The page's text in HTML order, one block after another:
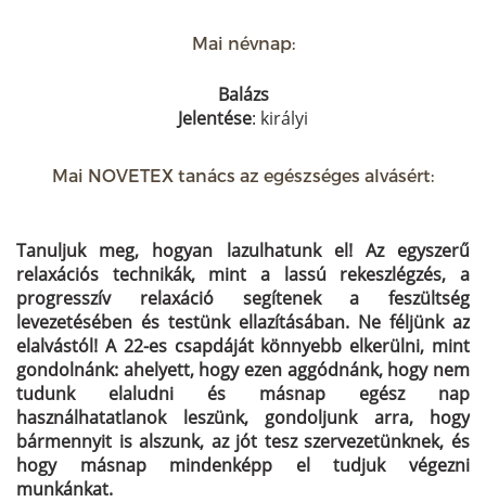
Mai névnap:
Balázs
Jelentése: királyi
Mai NOVETEX tanács az egészséges alvásért:
Tanuljuk meg, hogyan lazulhatunk el! Az egyszerű
relaxációs technikák, mint a lassú rekeszlégzés, a
progresszív relaxáció segítenek a feszültség
levezetésében és testünk ellazításában. Ne féljünk az
elalvástól! A 22-es csapdáját könnyebb elkerülni, mint
gondolnánk: ahelyett, hogy ezen aggódnánk, hogy nem
tudunk elaludni és másnap egész nap
használhatatlanok leszünk, gondoljunk arra, hogy
bármennyit is alszunk, az jót tesz szervezetünknek, és
hogy másnap mindenképp el tudjuk végezni
munkánkat.